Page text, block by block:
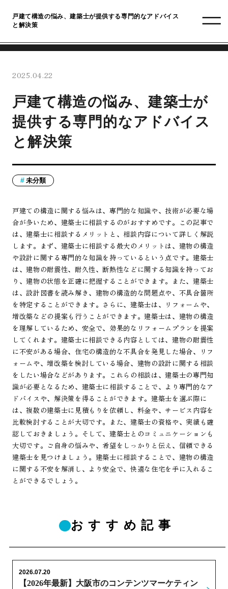
戸建て構造の悩み、建築士が提供する専門的なアドバイス
と解決策
2025.04.22
戸建て構造の悩み、建築士が
提供する専門的なアドバイス
と解決策
未分類
戸建ての構造に関する悩みは、専門的な知識や、技術が必要な場
合が多いため、建築士に相談するのがおすすめです。この記事で
は、建築士に相談するメリットと、相談内容について詳しく解説
します。まず、建築士に相談する最大のメリットは、建物の構造
や設計に関する専門的な知識を持っているという点です。建築士
は、建物の耐震性、耐久性、断熱性などに関する知識を持ってお
り、建物の状態を正確に把握することができます。また、建築士
は、設計図書を読み解き、建物の構造的な問題点や、不具合箇所
を特定することができます。さらに、建築士は、リフォームや、
増改築などの提案も行うことができます。建築士は、建物の構造
を理解しているため、安全で、効果的なリフォームプランを提案
してくれます。建築士に相談できる内容としては、建物の耐震性
に不安がある場合、住宅の構造的な不具合を発見した場合、リフ
ォームや、増改築を検討している場合、建物の設計に関する相談
をしたい場合などがあります。これらの相談は、建築士の専門知
識が必要となるため、建築士に相談することで、より専門的なア
ドバイスや、解決策を得ることができます。建築士を選ぶ際に
は、複数の建築士に見積もりを依頼し、料金や、サービス内容を
比較検討することが大切です。また、建築士の資格や、実績も確
認しておきましょう。そして、建築士とのコミュニケーションも
大切です。ご自身の悩みや、希望をしっかりと伝え、信頼できる
建築士を見つけましょう。建築士に相談することで、建物の構造
に関する不安を解消し、より安全で、快適な住宅を手に入れるこ
とができるでしょう。
おすすめ記事
【2026年最新】大阪市のコンテンツマーケティン
2026.07.20